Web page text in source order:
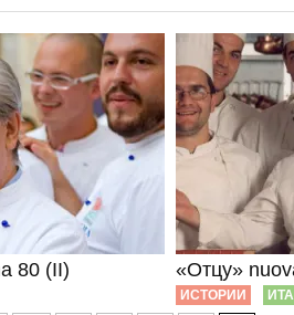
80 (II) «Отцу»
ИСТОРИИ